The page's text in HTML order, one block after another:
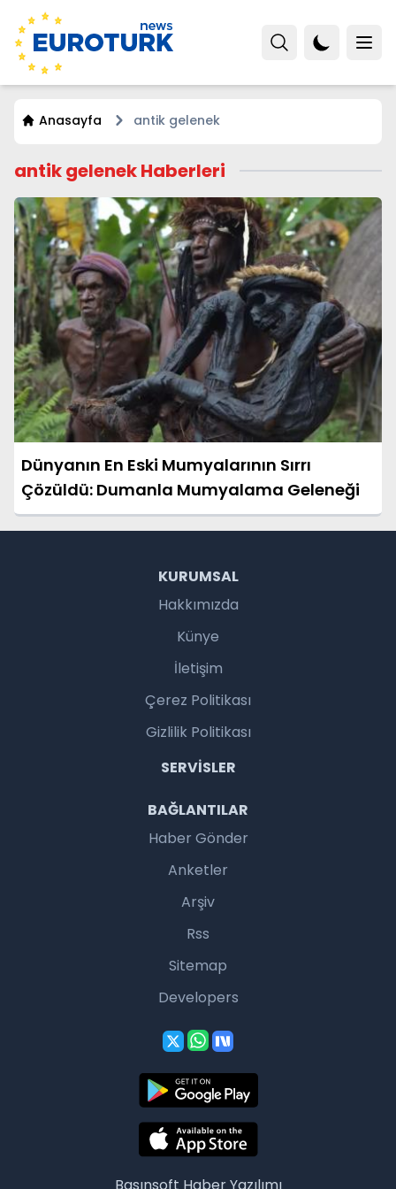
Anasayfa antik gelenek
antik gelenek Haberleri
Dünyanın En Eski Mumyalarının Sırrı
Çözüldü: Dumanla Mumyalama Geleneği
KURUMSAL
Hakkımızda
Künye
İletişim
Çerez Politikası
Gizlilik Politikası
SERVISLER
BAĞLANTILAR
Haber Gönder
Anketler
Arşiv
Rss
Sitemap
Developers